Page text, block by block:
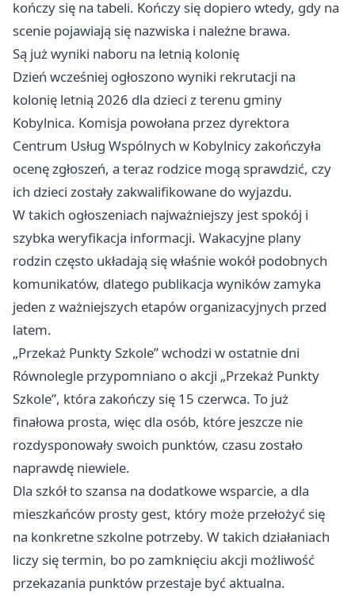
kończy się na tabeli. Kończy się dopiero wtedy, gdy na
scenie pojawiają się nazwiska i należne brawa.
Są już wyniki naboru na letnią kolonię
Dzień wcześniej ogłoszono wyniki rekrutacji na
kolonię letnią 2026 dla dzieci z terenu gminy
Kobylnica. Komisja powołana przez dyrektora
Centrum Usług Wspólnych w Kobylnicy zakończyła
ocenę zgłoszeń, a teraz rodzice mogą sprawdzić, czy
ich dzieci zostały zakwalifikowane do wyjazdu.
W takich ogłoszeniach najważniejszy jest spokój i
szybka weryfikacja informacji. Wakacyjne plany
rodzin często układają się właśnie wokół podobnych
komunikatów, dlatego publikacja wyników zamyka
jeden z ważniejszych etapów organizacyjnych przed
latem.
„Przekaż Punkty Szkole” wchodzi w ostatnie dni
Równolegle przypomniano o akcji „Przekaż Punkty
Szkole”, która zakończy się 15 czerwca. To już
finałowa prosta, więc dla osób, które jeszcze nie
rozdysponowały swoich punktów, czasu zostało
naprawdę niewiele.
Dla szkół to szansa na dodatkowe wsparcie, a dla
mieszkańców prosty gest, który może przełożyć się
na konkretne szkolne potrzeby. W takich działaniach
liczy się termin, bo po zamknięciu akcji możliwość
przekazania punktów przestaje być aktualna.